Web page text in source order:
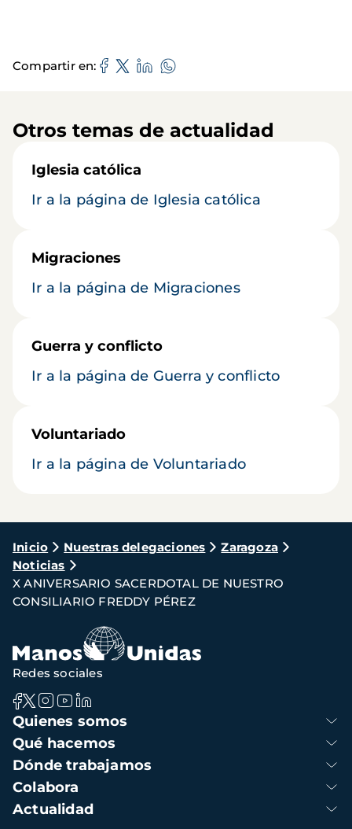
Compartir en
Otros temas de actualidad
Iglesia católica
Ir a la página de Iglesia católica
Migraciones
Ir a la página de Migraciones
Guerra y conflicto
Ir a la página de Guerra y conflicto
Voluntariado
Ir a la página de Voluntariado
Ruta
de
navegación
Inicio Nuestras delegaciones
Zaragoza
Noticias
X ANIVERSARIO SACERDOTAL DE NUESTRO
CONSILIARIO FREDDY PÉREZ
Navegación
principal
Quienes somos
Qué hacemos
Dónde trabajamos
Colabora
Actualidad
Redes sociales